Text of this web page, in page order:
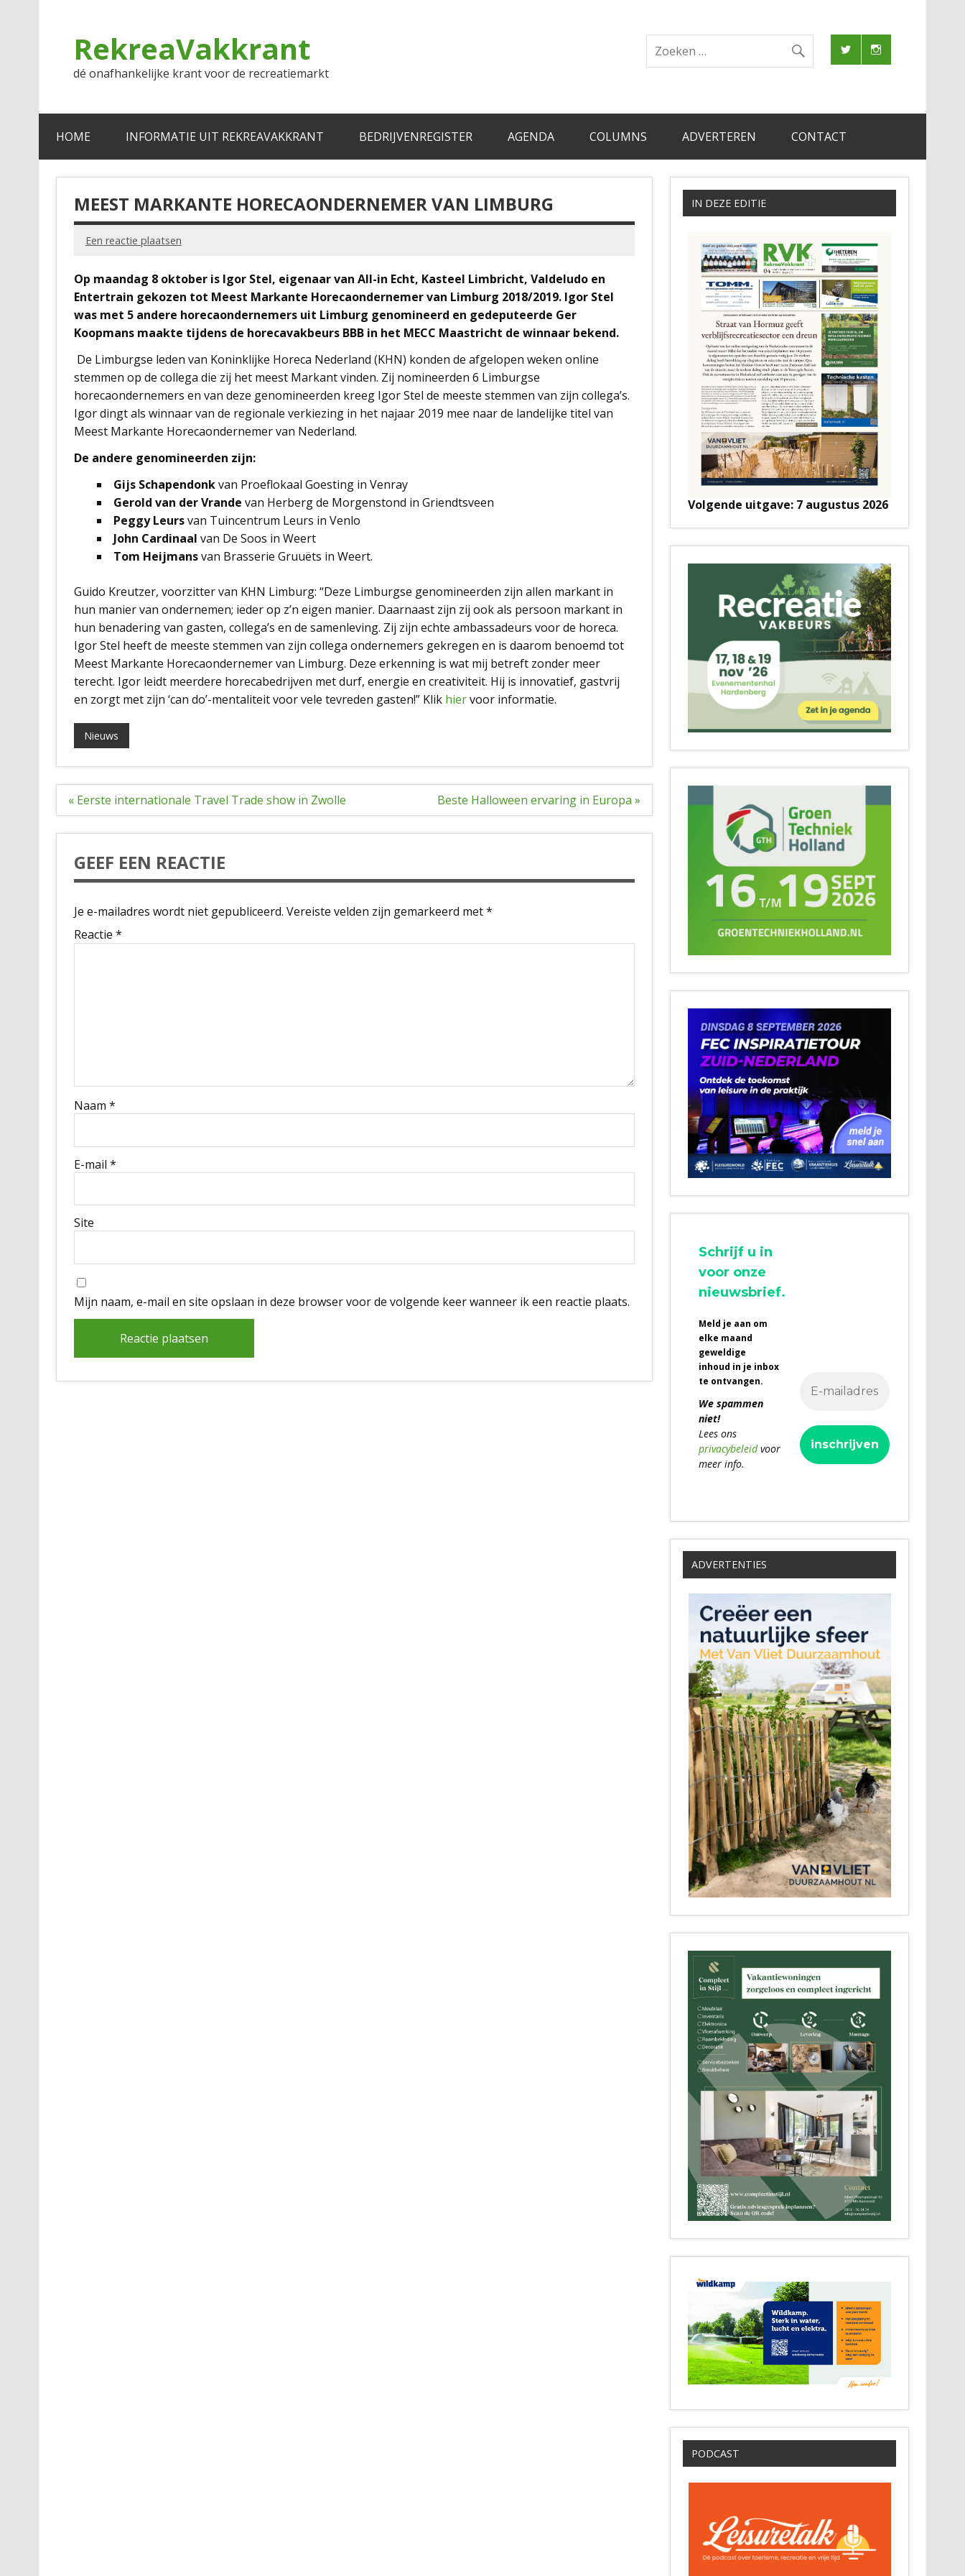
RekreaVakkrant
dé onafhankelijke krant voor de recreatiemarkt
HOME INFORMATIE UIT REKREAVAKKRANT BEDRIJVENREGISTER AGENDA COLUMNS ADVERTEREN CONTACT
MEEST MARKANTE HORECAONDERNEMER VAN LIMBURG
Een reactie plaatsen
Op maandag 8 oktober is Igor Stel, eigenaar van All-in Echt, Kasteel Limbricht, Valdeludo en
Entertrain gekozen tot Meest Markante Horecaondernemer van Limburg 2018/2019. Igor Stel
was met 5 andere horecaondernemers uit Limburg genomineerd en gedeputeerde Ger
Koopmans maakte tijdens de horecavakbeurs BBB in het MECC Maastricht de winnaar bekend.
De Limburgse leden van Koninklijke Horeca Nederland (KHN) konden de afgelopen weken online
stemmen op de collega die zij het meest Markant vinden. Zij nomineerden 6 Limburgse
horecaondernemers en van deze genomineerden kreeg Igor Stel de meeste stemmen van zijn collega’s.
Igor dingt als winnaar van de regionale verkiezing in het najaar 2019 mee naar de landelijke titel van
Meest Markante Horecaondernemer van Nederland.
De andere genomineerden zijn:
Gijs Schapendonkvan Proeflokaal Goesting in Venray
Gerold van der Vrande van Herberg de Morgenstond in Griendtsveen
Peggy Leursvan Tuincentrum Leurs in Venlo
John Cardinaal van De Soos in Weert
Tom Heijmansvan Brasserie Gruuëts in Weert.
Guido Kreutzer, voorzitter van KHN Limburg: “Deze Limburgse genomineerden zijn allen markant in
hun manier van ondernemen; ieder op z’n eigen manier. Daarnaast zijn zij ook als persoon markant in
hun benadering van gasten, collega’s en de samenleving. Zij zijn echte ambassadeurs voor de horeca.
Igor Stel heeft de meeste stemmen van zijn collega ondernemers gekregen en is daarom benoemd tot
Meest Markante Horecaondernemer van Limburg. Deze erkenning is wat mij betreft zonder meer
terecht. Igor leidt meerdere horecabedrijven met durf, energie en creativiteit. Hij is innovatief, gastvrij
en zorgt met zijn ‘can do’-mentaliteit voor vele tevreden gasten!” Klik hiervoor informatie.
Nieuws
Bericht
« Eerste internationale Travel Trade show in Zwolle Beste Halloween ervaring in Europa »
GEEF EEN REACTIE
Je e-mailadres wordt niet gepubliceerd. Vereiste velden zijn gemarkeerd met*
Reactie *
Naam *
E-mail *
Site
Mijn naam, e-mail en site opslaan in deze browser voor de volgende keer wanneer ik een reactie plaats.
Alternative:
IN DEZE EDITIE
Volgende uitgave: 7 augustus 2026
Schrijf u in
voor onze
nieuwsbrief.
Meld je aan om
elke maand
geweldige
inhoud in je inbox
te ontvangen.
We spammen
niet!
Lees ons
privacybeleidvoor
meer info.
ADVERTENTIES
PODCAST